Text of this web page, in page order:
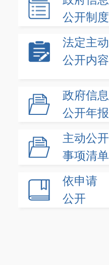
公开制度
法定主动
公开内容
政府信息
公开年报
主动公开
事项清单
依申请
公开